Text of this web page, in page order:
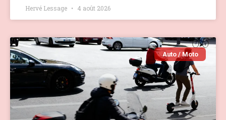
Hervé Lessage 4 août 2026
Auto / Moto